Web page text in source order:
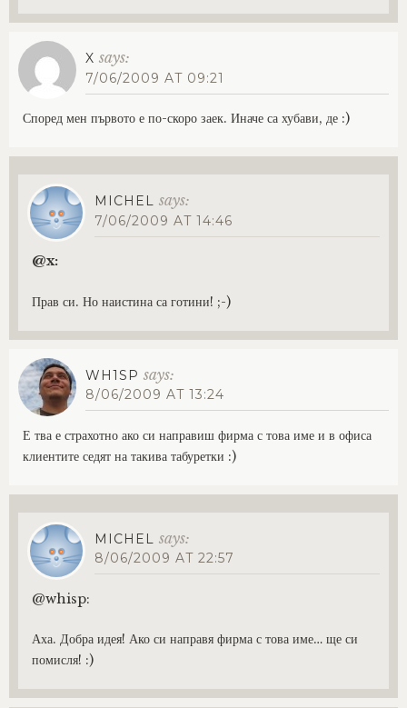
X says:
7/06/2009 AT 09:21
Според мен първото е по-скоро заек. Иначе са хубави, де :)
MICHEL says:
7/06/2009 AT 14:46
@x:
Прав си. Но наистина са готини! ;-)
WH1SP says:
8/06/2009 AT 13:24
Е тва е страхотно ако си направиш фирма с това име и в офиса
клиентите седят на такива табуретки :)
MICHEL says:
8/06/2009 AT 22:57
@whisp:
Аха. Добра идея! Ако си направя фирма с това име… ще си
помисля! :)